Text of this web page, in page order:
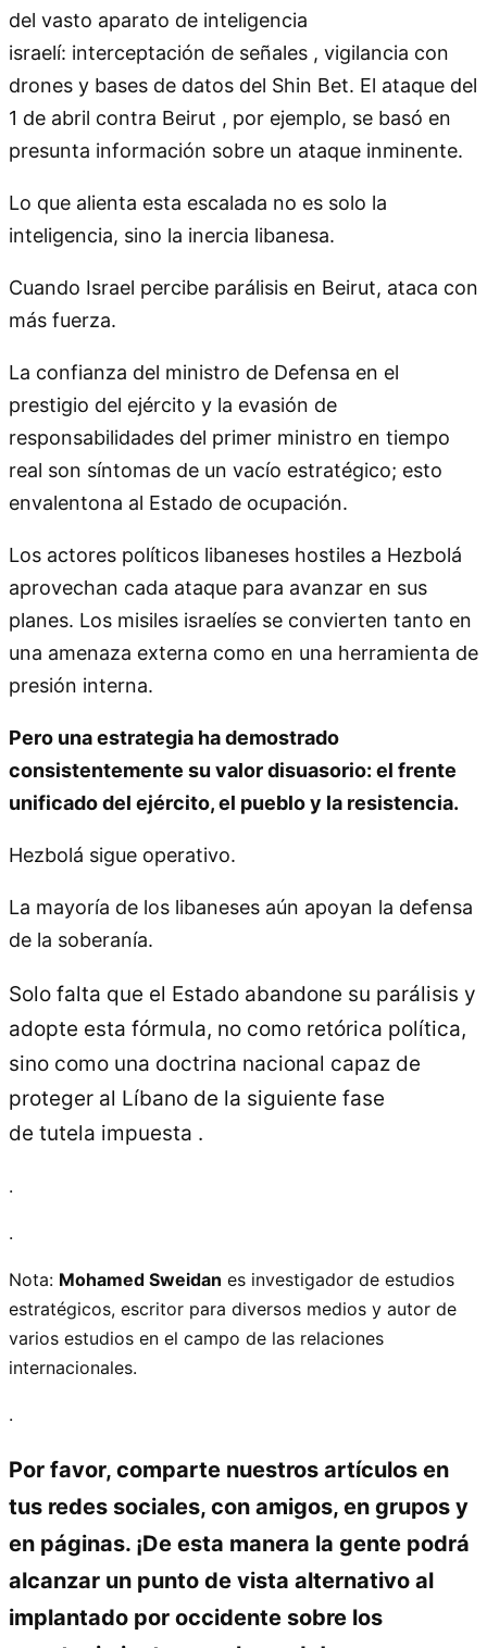
del vasto aparato de inteligencia
israelí: interceptación de señales , vigilancia con
drones y bases de datos del Shin Bet. El ataque del
1 de abril contra Beirut , por ejemplo, se basó en
presunta información sobre un ataque inminente.
Lo que alienta esta escalada no es solo la
inteligencia, sino la inercia libanesa.
Cuando Israel percibe parálisis en Beirut, ataca con
más fuerza.
La confianza del ministro de Defensa en el
prestigio del ejército y la evasión de
responsabilidades del primer ministro en tiempo
real son síntomas de un vacío estratégico; esto
envalentona al Estado de ocupación.
Los actores políticos libaneses hostiles a Hezbolá
aprovechan cada ataque para avanzar en sus
planes. Los misiles israelíes se convierten tanto en
una amenaza externa como en una herramienta de
presión interna.
Pero una estrategia ha demostrado
consistentemente su valor disuasorio: el frente
unificado del ejército, el pueblo y la resistencia.
Hezbolá sigue operativo.
La mayoría de los libaneses aún apoyan la defensa
de la soberanía.
Solo falta que el Estado abandone su parálisis y
adopte esta fórmula, no como retórica política,
sino como una doctrina nacional capaz de
proteger al Líbano de la siguiente fase
de tutela impuesta .
.
.
Nota: Mohamed Sweidan es investigador de estudios
estratégicos, escritor para diversos medios y autor de
varios estudios en el campo de las relaciones
internacionales.
.
Por favor, comparte nuestros artículos en
tus redes sociales, con amigos, en grupos y
en páginas. ¡De esta manera la gente podrá
alcanzar un punto de vista alternativo al
implantado por occidente sobre los